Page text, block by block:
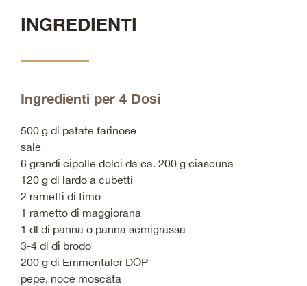
INGREDIENTI
Ingredienti per 4 Dosi
500 g di patate farinose
sale
6 grandi cipolle dolci da ca. 200 g ciascuna
120 g di lardo a cubetti
2 rametti di timo
1 rametto di maggiorana
1 dl di panna o panna semigrassa
3-4 dl di brodo
200 g di Emmentaler DOP
pepe, noce moscata